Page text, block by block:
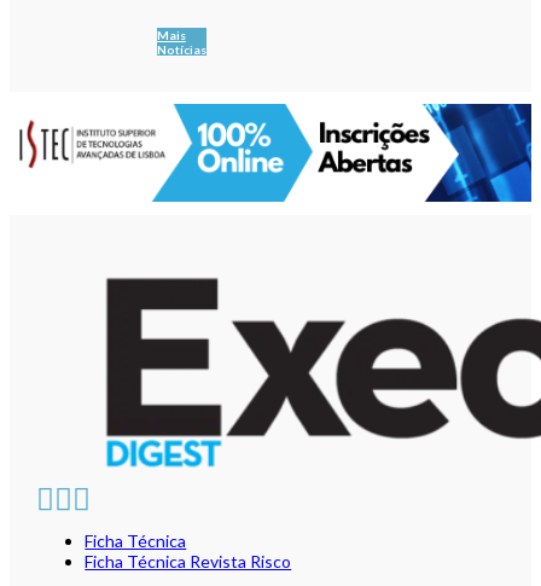
Mais
Notícias
Ficha Técnica
Ficha Técnica Revista Risco